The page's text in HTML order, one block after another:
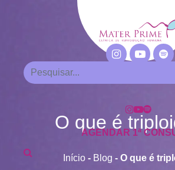
AGENDAR 1ª
O que é
Início- Blog - O que é